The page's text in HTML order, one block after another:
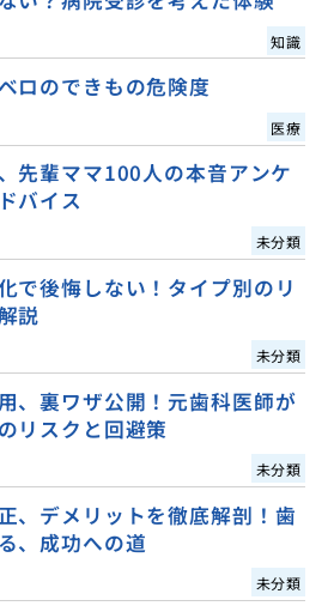
知識
ロのできもの危険度
医療
先輩ママ100人の本音アンケ
バイス
未分類
で後悔しない！タイプ別のリ
説
未分類
、裏ワザ公開！元歯科医師が
リスクと回避策
未分類
、デメリットを徹底解剖！歯
、成功への道
未分類